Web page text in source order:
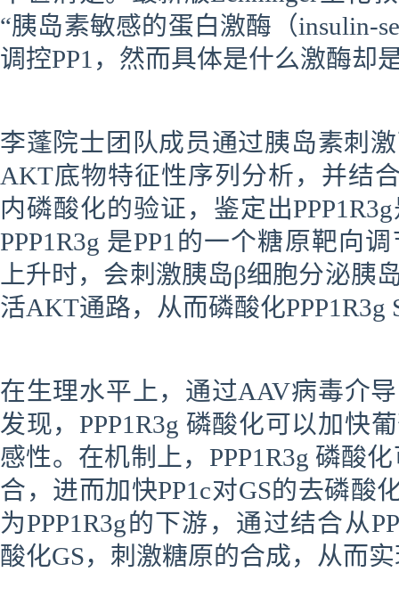
“胰岛素敏感的蛋白激酶（insulin-
调控PP1，然而具体是什么激酶却
李蓬院士团队成员通过胰岛素刺
AKT底物特征性序列分析，并结
内磷酸化的验证，鉴定出
PPP1R3g 是PP1的一个糖原靶向
上升时，会刺激胰岛β细胞分泌胰
活AKT通路，从而磷酸化PPP1R3g
在生理水平上，通过AAV病毒介导
发现，PPP1R3g 磷酸化可以加快
感性。在机制上，PPP1R3g 磷酸
合，进而加快PP1c对GS的去磷酸
为PPP1R3g的下游，通过结合从
酸化GS，刺激糖原的合成，从而